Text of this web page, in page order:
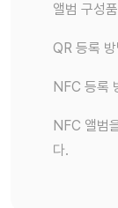
앨범 구성
QR 등록
NFC 등록
NFC 앨범
다.